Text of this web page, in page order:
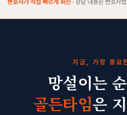
변호사가 직접 빠르게 회신 · 상담 내용은 변호사
지금, 가장 중요
망설이는
골든타임은